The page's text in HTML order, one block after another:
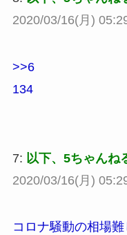
2020/03/16(月)
>>6
134
7: 以下、5ちゃんね
2020/03/16(月)
コロナ騒動の相場